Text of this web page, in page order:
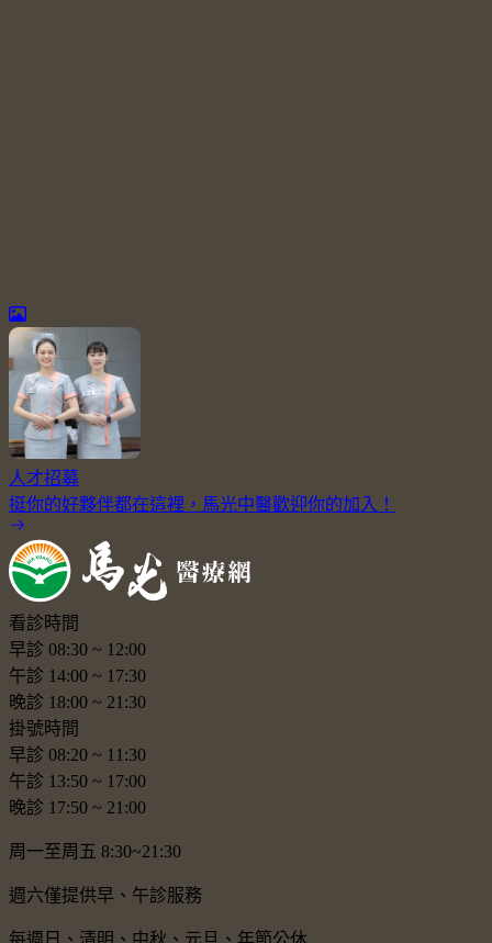
人才招募
挺你的好夥伴都在這裡，馬光中醫歡迎你的加入！
看診時間
早診 08:30 ~ 12:00
午診 14:00 ~ 17:30
晚診 18:00 ~ 21:30
掛號時間
早診 08:20 ~ 11:30
午診 13:50 ~ 17:00
晚診 17:50 ~ 21:00
周一至周五 8:30~21:30
週六僅提供早、午診服務
每週日、清明、中秋、元旦、年節公休